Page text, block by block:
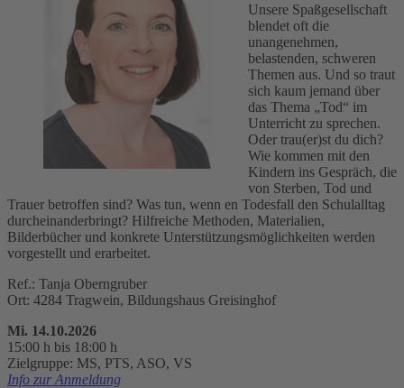
Unsere Spaßgesellschaft
blendet oft die
unangenehmen,
belastenden, schweren
Themen aus. Und so traut
sich kaum jemand über
das Thema „Tod“ im
Unterricht zu sprechen.
Oder trau(er)st du dich?
Wie kommen mit den
Kindern ins Gespräch, die
von Sterben, Tod und
Trauer betroffen sind? Was tun, wenn en Todesfall den Schulalltag
durcheinanderbringt? Hilfreiche Methoden, Materialien,
Bilderbücher und konkrete Unterstützungsmöglichkeiten werden
vorgestellt und erarbeitet.
Ref.: Tanja Oberngruber
Ort: 4284 Tragwein, Bildungshaus Greisinghof
Mi. 14.10.2026
15:00 h bis 18:00 h
Zielgruppe: MS, PTS, ASO, VS
Info zur Anmeldung